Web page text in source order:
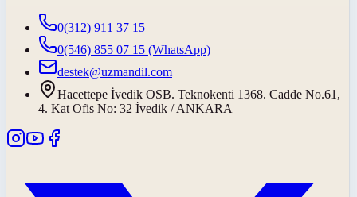
0(312) 911 37 15
0(546) 855 07 15 (WhatsApp)
destek@uzmandil.com
Hacettepe İvedik OSB. Teknokenti 1368. Cadde No.61,
4. Kat Ofis No: 32 İvedik / ANKARA